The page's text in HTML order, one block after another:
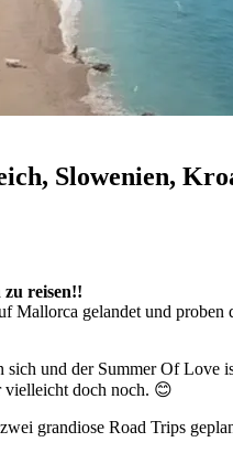
Slowenien,
zu reisen!!
Mallorca gelandet und
und der Summer Of Love
vielleicht doch noch. 😊
grandiose Road Trips